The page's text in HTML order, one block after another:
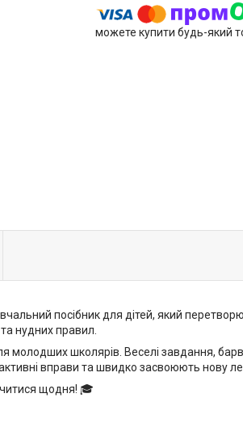
можете купити будь-який
посібник для дітей, який
нудних правил.
молодших школярів. Веселі завдання,
вправи та швидко засвоюють нову
щодня! 🎓